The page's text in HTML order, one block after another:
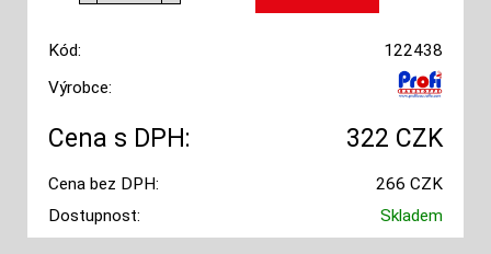
Kód:
122438
Výrobce:
Cena s DPH: 322 CZK
Cena bez DPH:
266 CZK
Dostupnost:
Skladem